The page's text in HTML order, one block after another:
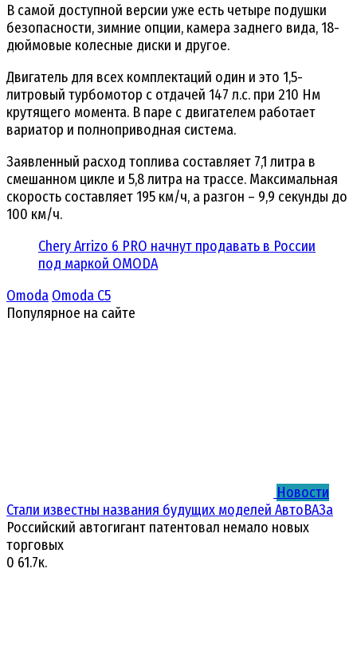
В самой доступной версии уже есть четыре подушки
безопасности, зимние опции, камера заднего вида, 18-
дюймовые колесные диски и другое.
Двигатель для всех комплектаций один и это 1,5-
литровый турбомотор с отдачей 147 л.с. при 210 Нм
крутящего момента. В паре с двигателем работает
вариатор и полноприводная система.
Заявленный расход топлива составляет 7,1 литра в
смешанном цикле и 5,8 литра на трассе. Максимальная
скорость составляет 195 км/ч, а разгон – 9,9 секунды до
100 км/ч.
Chery Arrizo 6 PRO начнут продавать в России
под маркой OMODA
Omoda Omoda C5
Популярное на сайте
Новости
Стали известны названия будущих моделей АвтоВАЗа
Российский автогигант патентовал немало новых
торговых
0 61.7к.